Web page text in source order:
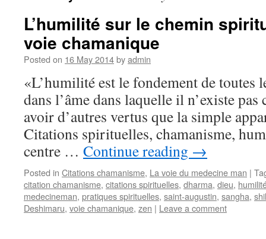
L’humilité sur le chemin
voie chamanique
Posted on 16 May 2014byadmin
«L’humilité est le fondement de toutes
dans l’âme dans laquelle il n’existe
avoir d’autres vertus que la simple
Citations spirituelles, chamanisme,
centre … Continue reading →
Posted in Citations chamanisme, La voie du medecine man |
citation chamanisme, citations spirituelles, dharma, dieu,
medecineman, pratiques spirituelles, saint-augustin, sangha,
Deshimaru, voie chamanique, zen | Leave a comment